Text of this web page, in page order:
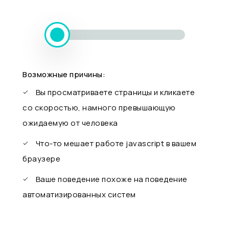
Возможные причины:
Вы просматриваете страницы и кликаете
со скоростью, намного превышающую
ожидаемую от человека
Что-то мешает работе javascript в вашем
браузере
Ваше поведение похоже на поведение
автоматизированных систем